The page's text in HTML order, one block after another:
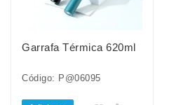
Garrafa Térmica 620ml
Código: P@06095